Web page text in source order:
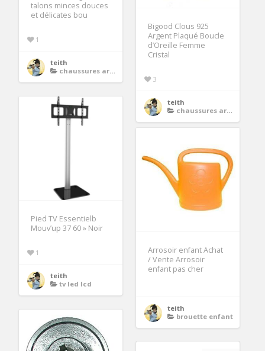
talons minces douces
et délicates bou
1
teith
chaussures argent femme soiree
Bigood Clous 925
Argent Plaqué Boucle
d’Oreille Femme
Cristal
3
teith
chaussures argent femme soiree
Pied TV Essentielb
Mouv’up 37 60 » Noir
1
teith
tv led lcd
Arrosoir enfant Achat
/ Vente Arrosoir
enfant pas cher
teith
brouette enfant